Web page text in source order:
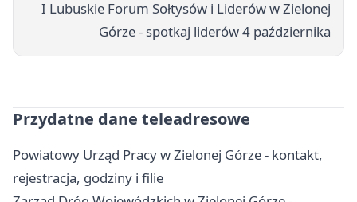
I Lubuskie Forum Sołtysów i Liderów w Zielonej
Górze - spotkaj liderów 4 października
Przydatne dane teleadresowe
Powiatowy Urząd Pracy w Zielonej Górze - kontakt,
rejestracja, godziny i filie